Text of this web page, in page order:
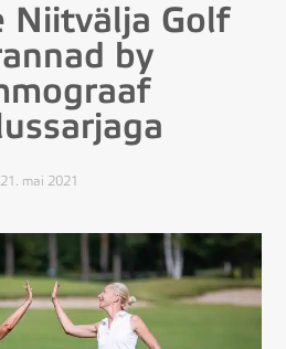
Niitvälja Golf
by
21. mai 2021